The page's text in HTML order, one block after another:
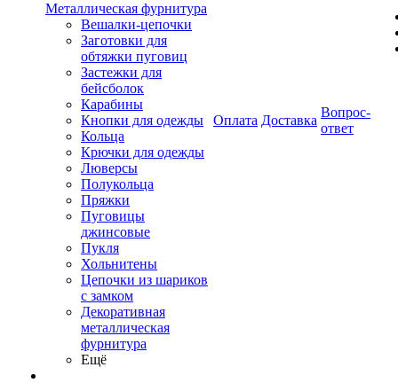
Металлическая фурнитура
Вешалки-цепочки
Заготовки для
обтяжки пуговиц
Застежки для
бейсболок
Карабины
Кнопки для одежды
Кольца
Крючки для одежды
Люверсы
Полукольца
Пряжки
Пуговицы
джинсовые
Пукля
Хольнитены
Цепочки из шариков
с замком
Декоративная
металлическая
фурнитура
Ещё
Оплата Доставка
Вопрос-
ответ